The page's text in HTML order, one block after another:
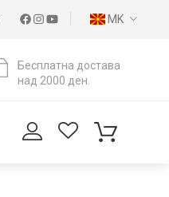
MK
Бесплатна достава
над 2000 ден.